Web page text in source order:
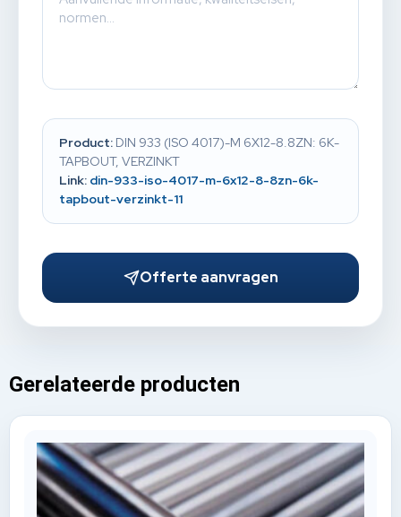
Product: DIN 933 (ISO 4017)-M 6X12-8.8ZN: 6K-
TAPBOUT, VERZINKT
Link: din-933-iso-4017-m-6x12-8-8zn-6k-
tapbout-verzinkt-11
Offerte aanvragen
Gerelateerde producten